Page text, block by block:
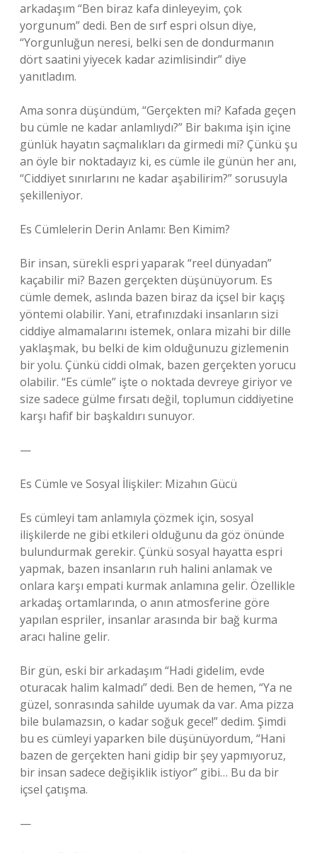
arkadaşım “Ben biraz kafa dinleyeyim, çok
yorgunum” dedi. Ben de sırf espri olsun diye,
“Yorgunluğun neresi, belki sen de dondurmanın
dört saatini yiyecek kadar azimlisindir” diye
yanıtladım.
Ama sonra düşündüm, “Gerçekten mi? Kafada geçen
bu cümle ne kadar anlamlıydı?” Bir bakıma işin içine
günlük hayatın saçmalıkları da girmedi mi? Çünkü şu
an öyle bir noktadayız ki, es cümle ile günün her anı,
“Ciddiyet sınırlarını ne kadar aşabilirim?” sorusuyla
şekilleniyor.
Es Cümlelerin Derin Anlamı: Ben Kimim?
Bir insan, sürekli espri yaparak “reel dünyadan”
kaçabilir mi? Bazen gerçekten düşünüyorum. Es
cümle demek, aslında bazen biraz da içsel bir kaçış
yöntemi olabilir. Yani, etrafınızdaki insanların sizi
ciddiye almamalarını istemek, onlara mizahi bir dille
yaklaşmak, bu belki de kim olduğunuzu gizlemenin
bir yolu. Çünkü ciddi olmak, bazen gerçekten yorucu
olabilir. “Es cümle” işte o noktada devreye giriyor ve
size sadece gülme fırsatı değil, toplumun ciddiyetine
karşı hafif bir başkaldırı sunuyor.
—
Es Cümle ve Sosyal İlişkiler: Mizahın Gücü
Es cümleyi tam anlamıyla çözmek için, sosyal
ilişkilerde ne gibi etkileri olduğunu da göz önünde
bulundurmak gerekir. Çünkü sosyal hayatta espri
yapmak, bazen insanların ruh halini anlamak ve
onlara karşı empati kurmak anlamına gelir. Özellikle
arkadaş ortamlarında, o anın atmosferine göre
yapılan espriler, insanlar arasında bir bağ kurma
aracı haline gelir.
Bir gün, eski bir arkadaşım “Hadi gidelim, evde
oturacak halim kalmadı” dedi. Ben de hemen, “Ya ne
güzel, sonrasında sahilde uyumak da var. Ama pizza
bile bulamazsın, o kadar soğuk gece!” dedim. Şimdi
bu es cümleyi yaparken bile düşünüyordum, “Hani
bazen de gerçekten hani gidip bir şey yapmıyoruz,
bir insan sadece değişiklik istiyor” gibi… Bu da bir
içsel çatışma.
—